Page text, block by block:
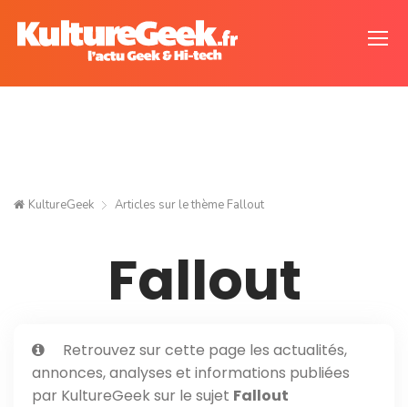
KultureGeek Articles sur le thème Fallout
Fallout
Retrouvez sur cette page les actualités,
annonces, analyses et informations publiées
par KultureGeek sur le sujet Fallout